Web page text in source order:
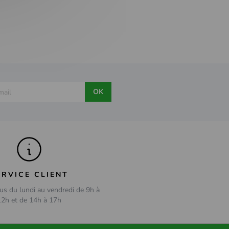
OK
CLIENT
du lundi au vendredi de 9h à
et de 14h à 17h